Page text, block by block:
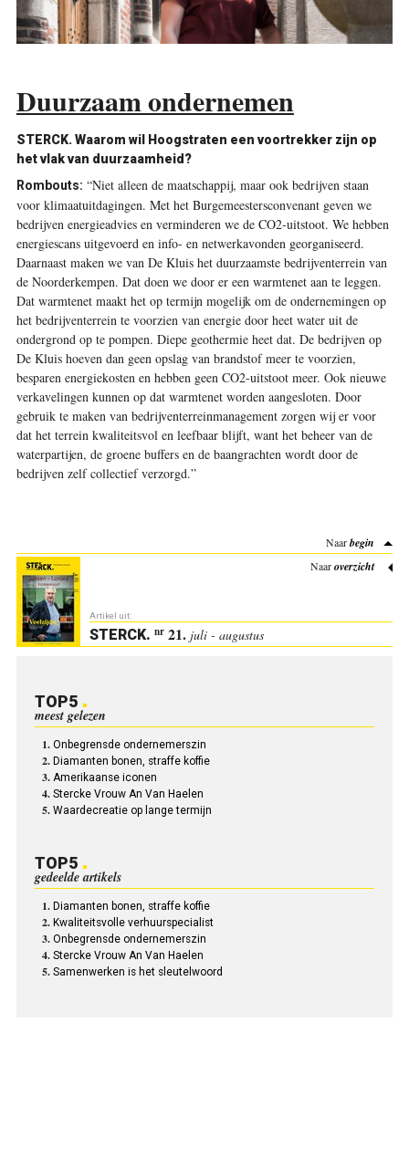
Duurzaam ondernemen
STERCK. Waarom wil Hoogstraten een voortrekker zijn op
het vlak van duurzaamheid?
Rombouts: “Niet alleen de maatschappij, maar ook bedrijven staan
voor klimaat­uitdagingen. Met het Burgemeestersconvenant geven we
bedrijven energieadvies en verminderen we de CO2-­uitstoot. We hebben
energiescans uitgevoerd en info- en netwerk­avonden georganiseerd.
Daarnaast maken we van De Kluis het duurzaamste bedrijventerrein van
de Noorderkempen. Dat doen we door er een warmtenet aan te leggen.
Dat warmtenet maakt het op termijn mogelijk om de ondernemingen op
het bedrijventerrein te voorzien van energie door heet water uit de
ondergrond op te pompen. Diepe geothermie heet dat. De bedrijven op
De Kluis hoeven dan geen opslag van brandstof meer te voorzien,
besparen energiekosten en hebben geen CO2-uitstoot meer. Ook nieuwe
verkavelingen kunnen op dat warmtenet worden aangesloten. Door
gebruik te maken van bedrijventerreinmanagement zorgen wij er voor
dat het terrein kwaliteitsvol en leefbaar blijft, want het beheer van de
waterpartijen, de groene buffers en de baangrachten wordt door de
bedrijven zelf collectief verzorgd.”
Naarbegin
Naaroverzicht
Artikel uit:
STERCK. nr21. juli - augustus
TOP5
meest gelezen
Onbegrensde ondernemerszin
Diamanten bonen, straffe koffie
Amerikaanse iconen
Stercke Vrouw An Van Haelen
Waardecreatie op lange termijn
TOP5
gedeelde artikels
Diamanten bonen, straffe koffie
Kwaliteitsvolle verhuurspecialist
Onbegrensde ondernemerszin
Stercke Vrouw An Van Haelen
Samenwerken is het sleutelwoord